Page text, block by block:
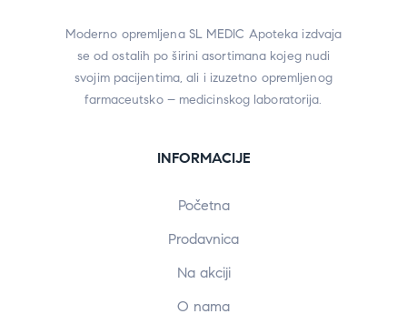
Moderno opremljena SL MEDIC Apoteka izdvaja
se od ostalih po širini asortimana kojeg nudi
svojim pacijentima, ali i izuzetno opremljenog
farmaceutsko – medicinskog laboratorija.
INFORMACIJE
Početna
Prodavnica
Na akciji
O nama